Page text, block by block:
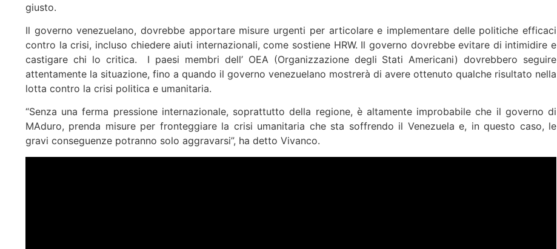
giusto.
Il governo venezuelano, dovrebbe apportare misure urgenti per articolare e implementare delle politiche efficaci
contro la crisi, incluso chiedere aiuti internazionali, come sostiene HRW. Il governo dovrebbe evitare di intimidire e
castigare chi lo critica. I paesi membri dell’ OEA (Organizzazione degli Stati Americani) dovrebbero seguire
attentamente la situazione, fino a quando il governo venezuelano mostrerà di avere ottenuto qualche risultato nella
lotta contro la crisi politica e umanitaria.
“Senza una ferma pressione internazionale, soprattutto della regione, è altamente improbabile che il governo di
MAduro, prenda misure per fronteggiare la crisi umanitaria che sta soffrendo il Venezuela e, in questo caso, le
gravi conseguenze potranno solo aggravarsi”, ha detto Vivanco.